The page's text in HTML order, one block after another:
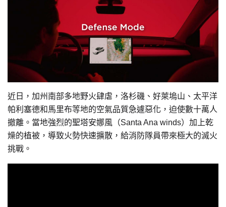
近日，加州南部多地野火肆虐，洛杉磯、好萊塢山、太平洋
帕利塞德和馬里布等地的空氣品質急遽惡化，迫使數十萬人
撤離。當地強烈的聖塔安娜風（Santa Ana winds）加上乾
燥的植被，導致火勢快速擴散，給消防隊員帶來極大的滅火
挑戰。